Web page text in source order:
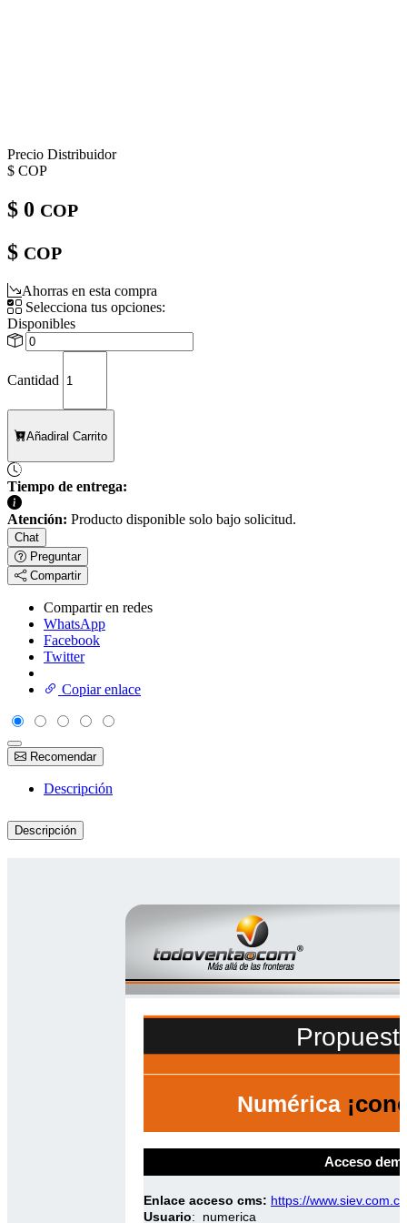
Precio Distribuidor
$ COP
$ 0 COP
$ COP
Ahorras en esta compra
Selecciona tus opciones:
Disponibles
Cantidad
Añadiral Carrito
Tiempo de entrega:
Atención: Producto disponible solo bajo solicitud.
Chat
Preguntar
Compartir
Compartir en redes
WhatsApp
Facebook
Twitter
Copiar enlace
Recomendar
Descripción
Descripción
Numérica
Acceso
Enlace acceso cms: https://www.siev.com.co
Usuario: numerica